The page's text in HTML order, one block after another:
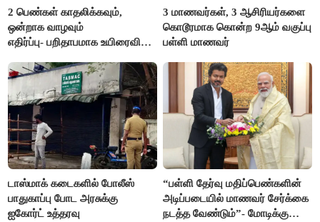
2 பெண்கள் காதலிக்கவும்,
ஒன்றாக வாழவும்
எதிர்ப்பு- பறிதாபமாக உயிரைவிட்ட
3 மாணவர்கள், 3 ஆசிரியர்களை
கொடூரமாக கொன்ற 9ஆம் வகுப்பு
பள்ளி மாணவர்
டாஸ்மாக் கடைகளில் போலீஸ்
பாதுகாப்பு போட அரசுக்கு
ஐகோர்ட் உத்தரவு
“பள்ளி தேர்வு மதிப்பெண்களின்
அடிப்படையில் மாணவர் சேர்க்கை
நடத்த வேண்டும்”- மோடிக்கு